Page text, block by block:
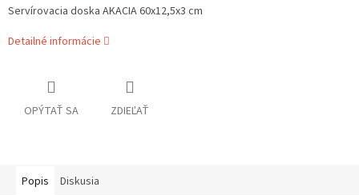
Servírovacia doska AKACIA 60x12,5x3 cm
Detailné informácie
OPÝTAŤ SA ZDIEĽAŤ
Popis Diskusia